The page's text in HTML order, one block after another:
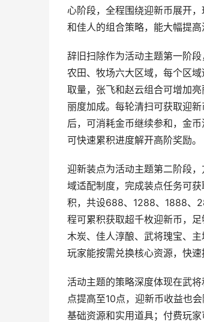
心阶段，全程围绕迎新币展开
和佳人的组合策略，能大幅提
辞旧扫除作为活动主题第一阶
农田、牧场六大区域，每个区
取量，张飞和赵云组合可增加
丽度加成。每轮清扫可获取迎
后，可消耗金币继续参和，金
可快速累积进度解开高阶奖励。
迎新装点为活动主题第二阶段
域适配制度，完成装点任务可
积，共设688、1288、1888、
程可累积获取超千枚迎新币，
木炭、佳人淳酿、武将瑰宝、
玩家能按需兑换核心资源，快速
活动主题的策略深度体现在武
点提高至10点，迎新币收益也
基础资源和实用道具；付费玩